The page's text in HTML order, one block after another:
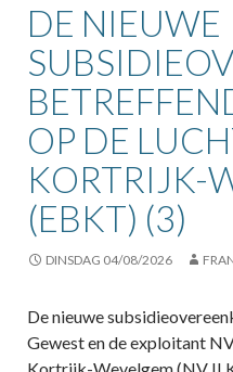
DE NIEUWE
OP DE
KORTRIJK-
(EBKT) (3)
DINSDAG 04/08/2026
De nieuwe
Gewest en de exploitant